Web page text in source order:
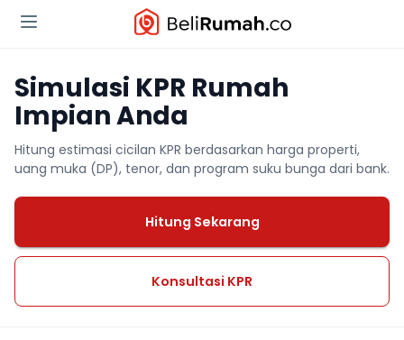
Simulasi KPR Rumah
Impian Anda
Hitung estimasi cicilan KPR berdasarkan harga properti,
uang muka (DP), tenor, dan program suku bunga dari bank.
Hitung Sekarang
Konsultasi KPR